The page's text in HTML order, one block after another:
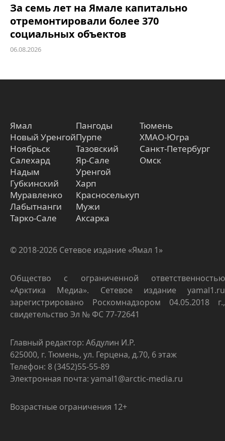
За семь лет на Ямале капитально
отремонтировали более 370
социальных объектов
06.08.2026
Ямал
Новый Уренгой
Ноябрьск
Салехард
Надым
Губкинский
Муравленко
Лабытнанги
Тарко-Сале
Пангоды
Пурпе
Тазовский
Яр-Сале
Уренгой
Харп
Красноселькуп
Мужи
Аксарка
Тюмень
ХМАО-Югра
Санкт-Петербург
Омск
© 2018-2026 Сетевое издание «Ямал 1»
Общество с ограниченной ответственностью
«Арктика Медиа». Сетевое издание yamal1.ru
зарегистрировано Роскомнадзором 04.05.2018 г.,
свидетельство Эл № ФС 77-72641
Главный редактор: Абдулин И.Р.
625000, г. Тюмень, ул. Герцена, д.70, 6 этаж
Телефон: 8 (3452)55-55-89
Электронная почта: yamal1@arctic-media.ru
Возрастные ограничения 12+